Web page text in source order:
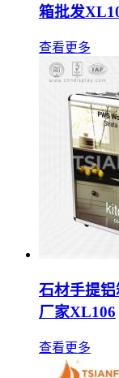
箱批发
查看更多
石材手提
厂家XL106
查看更多